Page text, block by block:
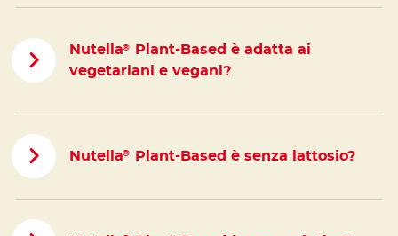
Nutella®
Plant-Based è adatta ai
vegetariani e vegani?
Nutella® Plant-Based è senza lattosio?